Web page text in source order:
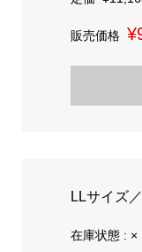
販売価格
LLサイズ
在庫状態 : ×